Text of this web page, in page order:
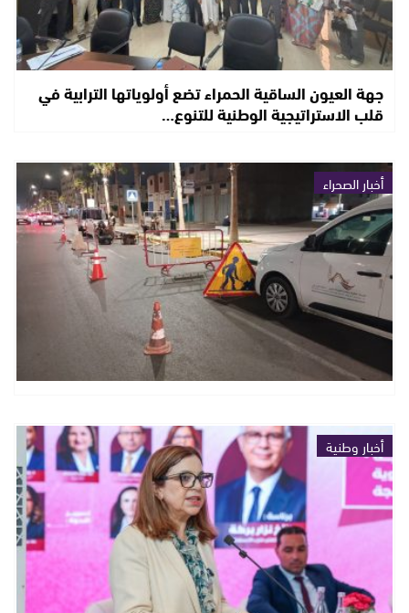
جهة العيون الساقية الحمراء تضع أولوياتها الترابية في
قلب الاستراتيجية الوطنية للتنوع…
أخبار الصحراء
أخبار وطنية